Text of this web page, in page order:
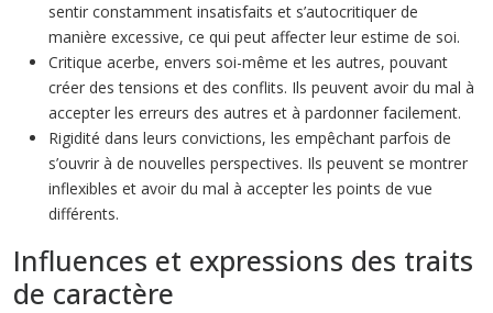
sentir constamment insatisfaits et s’autocritiquer de
manière excessive, ce qui peut affecter leur estime de soi.
Critique acerbe, envers soi-même et les autres, pouvant
créer des tensions et des conflits. Ils peuvent avoir du mal à
accepter les erreurs des autres et à pardonner facilement.
Rigidité dans leurs convictions, les empêchant parfois de
s’ouvrir à de nouvelles perspectives. Ils peuvent se montrer
inflexibles et avoir du mal à accepter les points de vue
différents.
Influences et expressions des traits
de caractère